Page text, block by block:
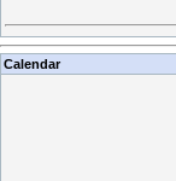
Calendar